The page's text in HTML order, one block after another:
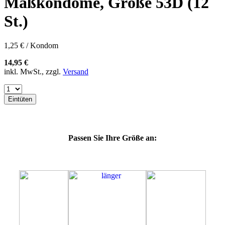
60E
60F
60G
60J
60K
60L
64E
64K
64L
St.)
1,25 € / Kondom
14,95 €
inkl. MwSt., zzgl. Versand
Eintüten
Passen Sie Ihre Größe an: